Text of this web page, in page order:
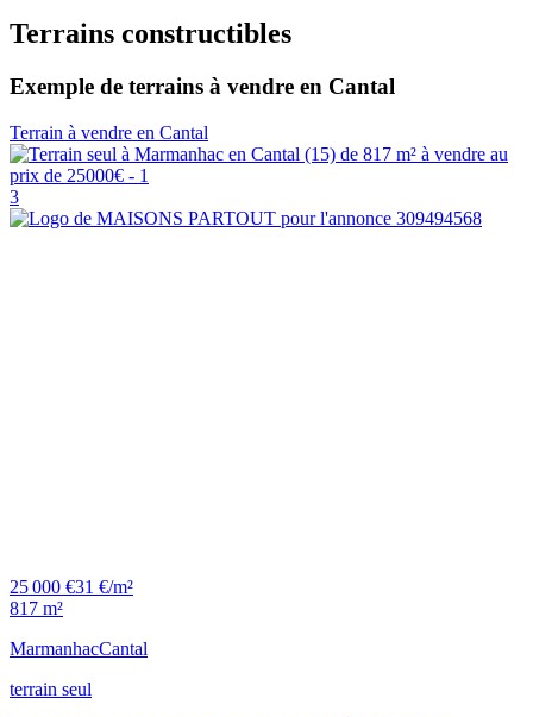
Terrains constructibles
Exemple de terrains à vendre en Cantal
Terrain à vendre en Cantal
3
25 000 €31 €/m²
817 m²
MarmanhacCantal
terrain seul